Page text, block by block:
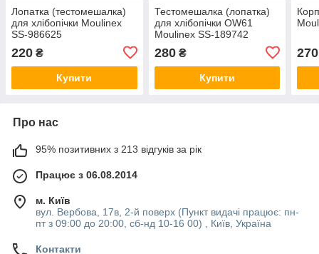
Лопатка (тестомешалка)
для хлібопічки Moulinex
SS-986625
220 ₴
Купити
Тестомешалка (лопатка)
для хлібопічки OW61
Moulinex SS-189742
280₴
Купити
270
Про нас
95% позитивних з 213 відгуків за рік
Працює з 06.08.2014
м. Київ
вул. Вербова, 17в, 2-й поверх (Пункт видачі працює: пн-
пт з 09:00 до 20:00, сб-нд 10-16 00) , Київ, Україна
Контакти